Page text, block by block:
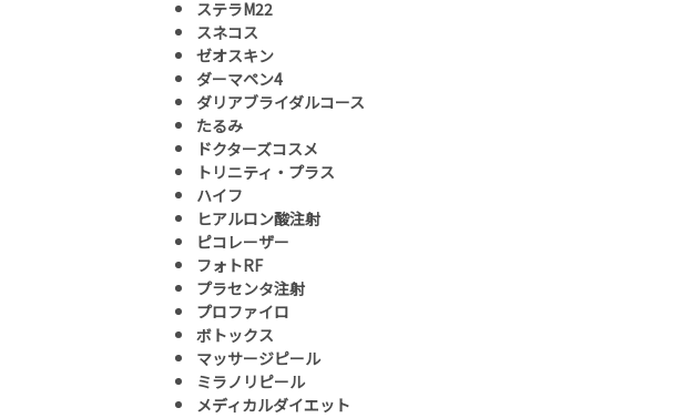
ステラM22
スネコス
ゼオスキン
ダーマペン4
ダリアブライダルコース
たるみ
ドクターズコスメ
トリニティ・プラス
ハイフ
ヒアルロン酸注射
ピコレーザー
フォトRF
プラセンタ注射
プロファイロ
ボトックス
マッサージピール
ミラノリピール
メディカルダイエット